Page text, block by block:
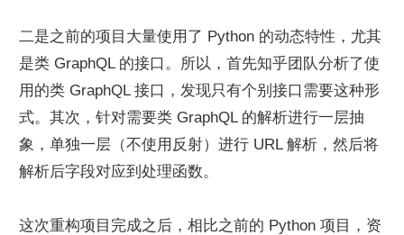
二是之前的项目大量使用了 Python 的动态特性，尤其
是类 GraphQL 的接口。所以，首先知乎团队分析了使
用的类 GraphQL 接口，发现只有个别接口需要这种形
式。其次，针对需要类 GraphQL 的解析进行一层抽
象，单独一层（不使用反射）进行 URL 解析，然后将
解析后字段对应到处理函数。
这次重构项目完成之后，相比之前的 Python 项目，资